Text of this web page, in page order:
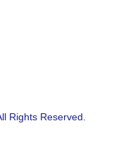
Rights Reserved.